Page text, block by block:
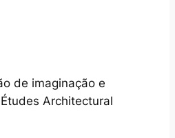
de imaginação e
Architectural